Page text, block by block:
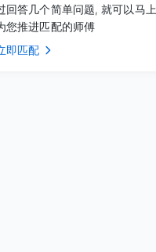
回答几个简单问题, 就可以马上
您推进匹配的师傅
即匹配